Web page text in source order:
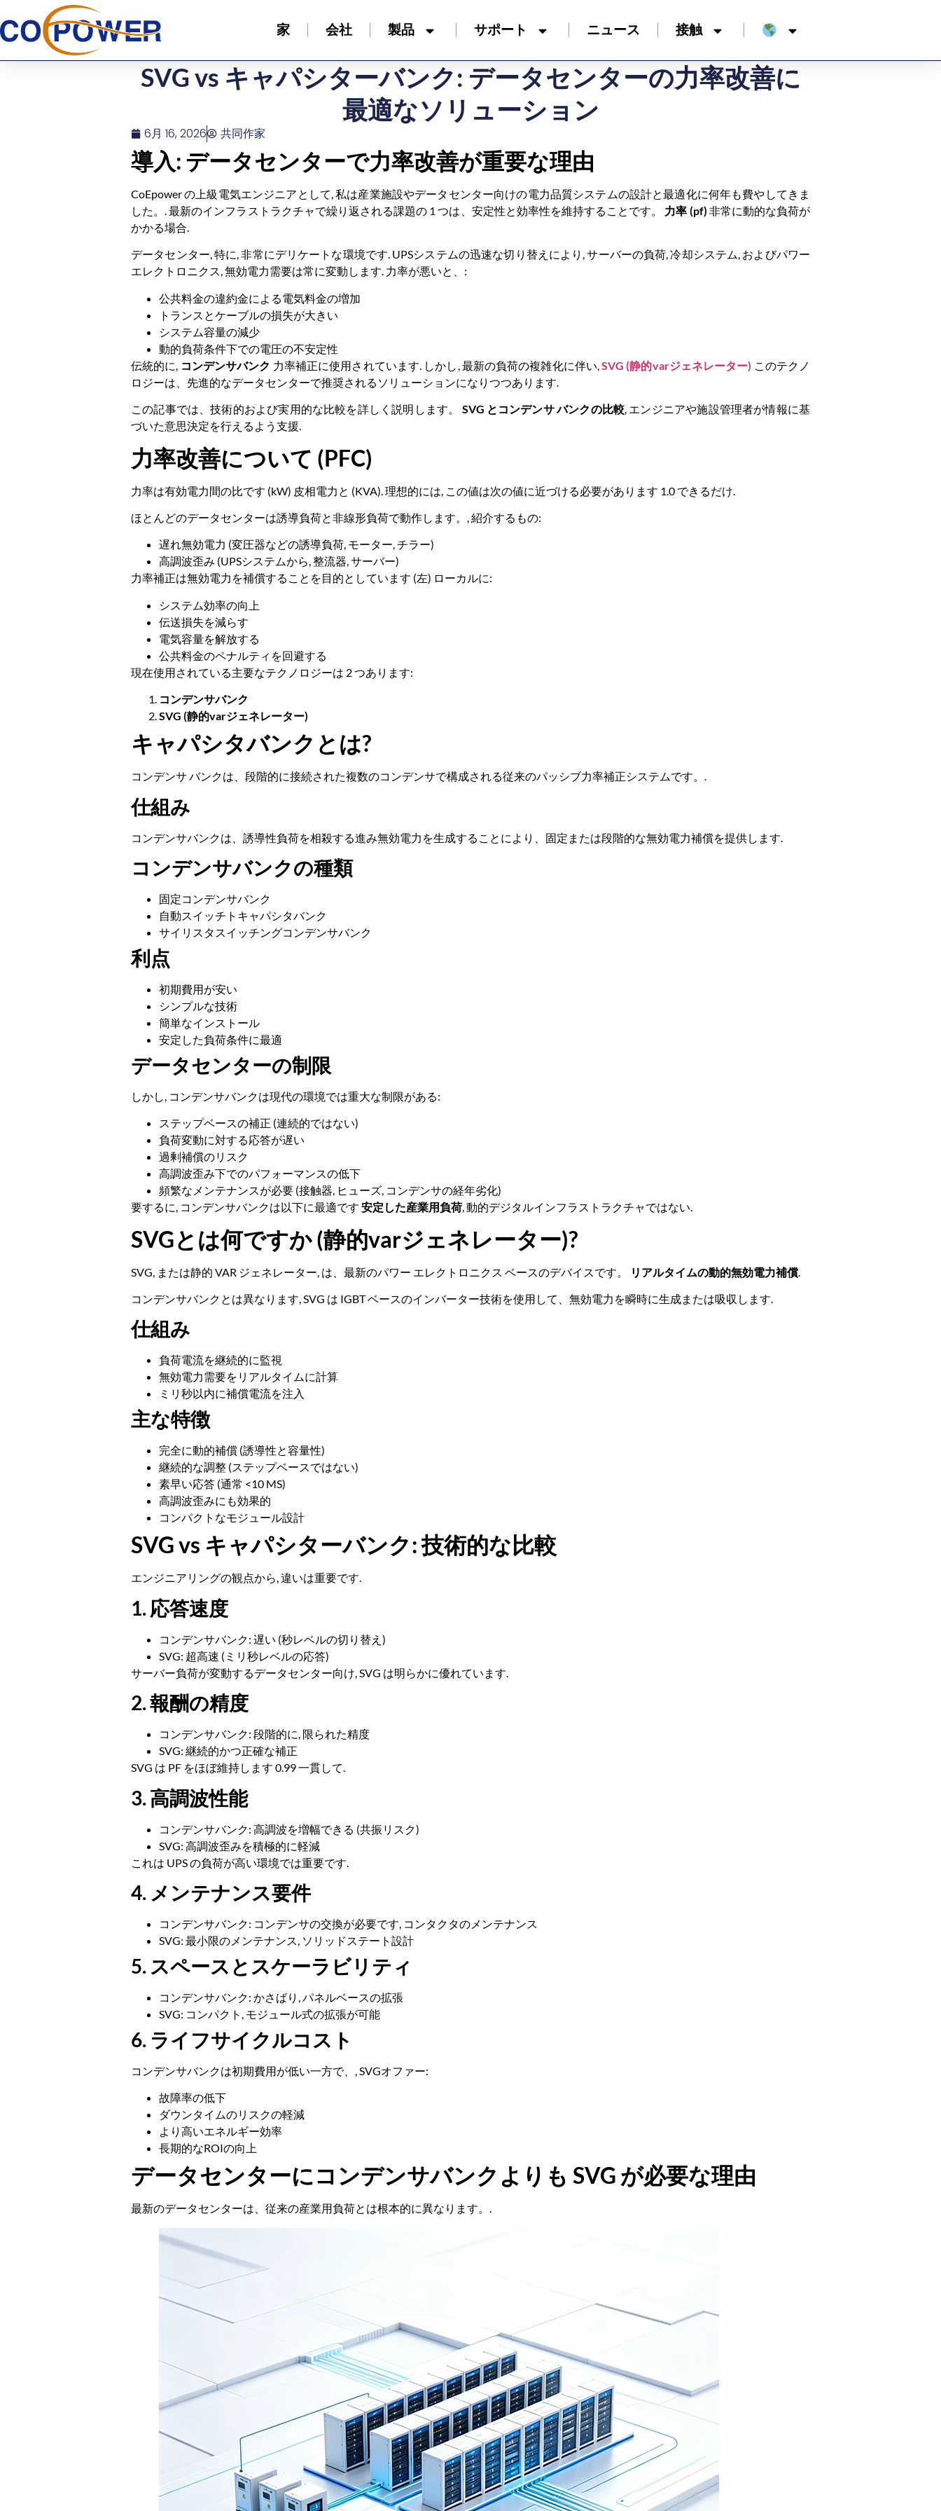
家 会社 製品 サポート ニュース 接触
SVG vs キャパシターバンク: データセンターの力率改善に
最適なソリューション
6月 16, 2026 共同作家
導入: データセンターで力率改善が重要な理由
CoEpower の上級電気エンジニアとして, 私は産業施設やデータセンター向けの電力品質システムの設計と最適化に何年も費やしてきま
した。. 最新のインフラストラクチャで繰り返される課題の 1 つは、安定性と効率性を維持することです。 力率 (pf) 非常に動的な負荷が
かかる場合.
データセンター, 特に, 非常にデリケートな環境です. UPSシステムの迅速な切り替えにより, サーバーの負荷, 冷却システム, およびパワー
エレクトロニクス, 無効電力需要は常に変動します. 力率が悪いと、:
公共料金の違約金による電気料金の増加
トランスとケーブルの損失が大きい
システム容量の減少
動的負荷条件下での電圧の不安定性
伝統的に, コンデンサバンク 力率補正に使用されています. しかし, 最新の負荷の複雑化に伴い,SVG (静的varジェネレーター) このテクノ
ロジーは、先進的なデータセンターで推奨されるソリューションになりつつあります.
この記事では、技術的および実用的な比較を詳しく説明します。 SVG とコンデンサ バンクの比較, エンジニアや施設管理者が情報に基
づいた意思決定を行えるよう支援.
力率改善について (PFC)
力率は有効電力間の比です (kW) 皮相電力と (KVA). 理想的には, この値は次の値に近づける必要があります 1.0 できるだけ.
ほとんどのデータセンターは誘導負荷と非線形負荷で動作します。, 紹介するもの:
遅れ無効電力 (変圧器などの誘導負荷, モーター, チラー)
高調波歪み (UPSシステムから, 整流器, サーバー)
力率補正は無効電力を補償することを目的としています (左) ローカルに:
システム効率の向上
伝送損失を減らす
電気容量を解放する
公共料金のペナルティを回避する
現在使用されている主要なテクノロジーは 2 つあります:
コンデンサバンク
SVG (静的varジェネレーター)
キャパシタバンクとは?
コンデンサ バンクは、段階的に接続された複数のコンデンサで構成される従来のパッシブ力率補正システムです。.
仕組み
コンデンサバンクは、誘導性負荷を相殺する進み無効電力を生成することにより、固定または段階的な無効電力補償を提供します.
コンデンサバンクの種類
固定コンデンサバンク
自動スイッチトキャパシタバンク
サイリスタスイッチングコンデンサバンク
利点
初期費用が安い
シンプルな技術
簡単なインストール
安定した負荷条件に最適
データセンターの制限
しかし, コンデンサバンクは現代の環境では重大な制限がある:
ステップベースの補正 (連続的ではない)
負荷変動に対する応答が遅い
過剰補償のリスク
高調波歪み下でのパフォーマンスの低下
頻繁なメンテナンスが必要 (接触器, ヒューズ, コンデンサの経年劣化)
要するに, コンデンサバンクは以下に最適です 安定した産業用負荷, 動的デジタルインフラストラクチャではない.
SVGとは何ですか (静的varジェネレーター)?
SVG, または静的 VAR ジェネレーター, は、最新のパワー エレクトロニクス ベースのデバイスです。 リアルタイムの動的無効電力補償
コンデンサバンクとは異なります, SVG は IGBT ベースのインバーター技術を使用して、無効電力を瞬時に生成または吸収します.
仕組み
負荷電流を継続的に監視
無効電力需要をリアルタイムに計算
ミリ秒以内に補償電流を注入
主な特徴
完全に動的補償 (誘導性と容量性)
継続的な調整 (ステップベースではない)
素早い応答 (通常 <10 MS)
高調波歪みにも効果的
コンパクトなモジュール設計
SVG vs キャパシターバンク: 技術的な比較
エンジニアリングの観点から, 違いは重要です.
1. 応答速度
コンデンサバンク: 遅い (秒レベルの切り替え)
SVG: 超高速 (ミリ秒レベルの応答)
サーバー負荷が変動するデータセンター向け, SVG は明らかに優れています.
2. 報酬の精度
コンデンサバンク: 段階的に, 限られた精度
SVG: 継続的かつ正確な補正
SVG は PF をほぼ維持します 0.99 一貫して.
3. 高調波性能
コンデンサバンク: 高調波を増幅できる (共振リスク)
SVG: 高調波歪みを積極的に軽減
これは UPS の負荷が高い環境では重要です.
4. メンテナンス要件
コンデンサバンク: コンデンサの交換が必要です, コンタクタのメンテナンス
SVG: 最小限のメンテナンス, ソリッドステート設計
5. スペースとスケーラビリティ
コンデンサバンク: かさばり, パネルベースの拡張
SVG: コンパクト, モジュール式の拡張が可能
6. ライフサイクルコスト
コンデンサバンクは初期費用が低い一方で、, SVGオファー:
故障率の低下
ダウンタイムのリスクの軽減
より高いエネルギー効率
長期的なROIの向上
データセンターにコンデンサバンクよりも SVG が必要な理由
最新のデータセンターは、従来の産業用負荷とは根本的に異なります。.